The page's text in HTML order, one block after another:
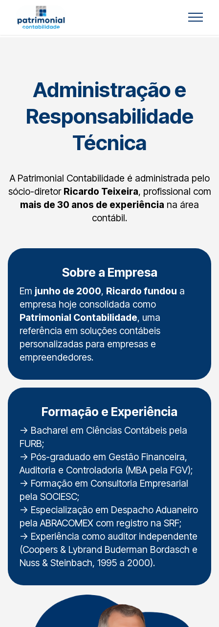
Administração e
Responsabilidade
Técnica
A Patrimonial Contabilidade é administrada pelo
sócio-diretor Ricardo Teixeira, profissional com
mais de 30 anos de experiência na área
contábil.
Sobre a Empresa
Em junho de 2000, Ricardo fundou a
empresa hoje consolidada como
Patrimonial Contabilidade, uma
referência em soluções contábeis
personalizadas para empresas e
empreendedores.
Formação e Experiência
-> Bacharel em Ciências Contábeis pela
FURB;
-> Pós-graduado em Gestão Financeira,
Auditoria e Controladoria (MBA pela FGV);
-> Formação em Consultoria Empresarial
pela SOCIESC;
-> Especialização em Despacho Aduaneiro
pela ABRACOMEX com registro na SRF;
-> Experiência como auditor independente
(Coopers & Lybrand Buderman Bordasch e
Nuss & Steinbach, 1995 a 2000).